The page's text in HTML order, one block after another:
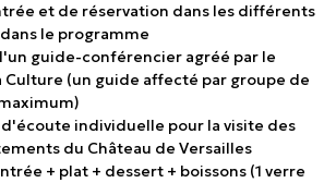
et de réservation dans les différents
le programme
guide-conférencier agréé par le
Culture (un guide affecté par groupe de
individuelle pour la visite des
du Château de Versailles
+ plat + dessert + boissons (1 verre